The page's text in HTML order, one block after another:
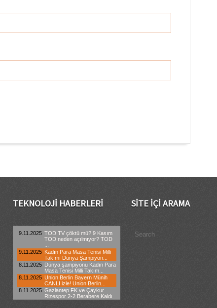
TEKNOLOJI HABERLERI SITE İÇI ARAMA